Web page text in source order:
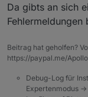
Da gibts an sich
Beitrag hat geholfen?
https://paypal.me/
Debug-Log für
Expertenmodus -